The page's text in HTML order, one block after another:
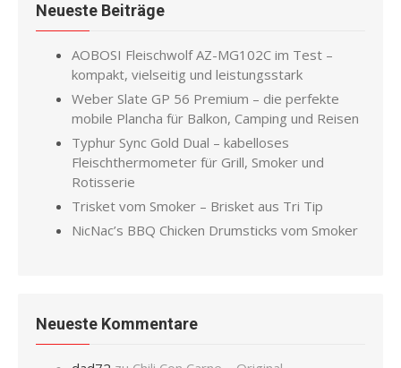
Neueste Beiträge
AOBOSI Fleischwolf AZ-MG102C im Test –
kompakt, vielseitig und leistungsstark
Weber Slate GP 56 Premium – die perfekte
mobile Plancha für Balkon, Camping und Reisen
Typhur Sync Gold Dual – kabelloses
Fleischthermometer für Grill, Smoker und
Rotisserie
Trisket vom Smoker – Brisket aus Tri Tip
NicNac’s BBQ Chicken Drumsticks vom Smoker
Neueste Kommentare